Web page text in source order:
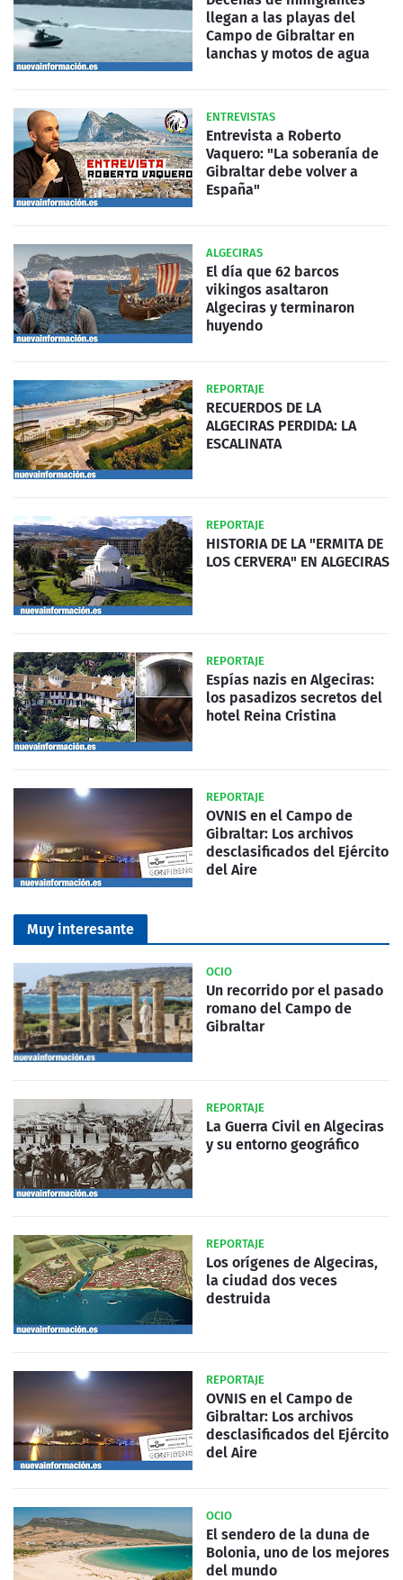
llegan a las playas del
Campo de Gibraltar en
lanchas y motos de agua
ENTREVISTAS
Entrevista a Roberto
Vaquero: "La soberanía de
Gibraltar debe volver a
España"
ALGECIRAS
El día que 62 barcos
vikingos asaltaron
Algeciras y terminaron
huyendo
REPORTAJE
RECUERDOS DE LA
ALGECIRAS PERDIDA: LA
ESCALINATA
REPORTAJE
HISTORIA DE LA "ERMITA DE
LOS CERVERA" EN ALGECIRAS
REPORTAJE
Espías nazis en Algeciras:
los pasadizos secretos del
hotel Reina Cristina
REPORTAJE
OVNIS en el Campo de
Gibraltar: Los archivos
desclasificados del Ejército
del Aire
Muy interesante
OCIO
Un recorrido por el pasado
romano del Campo de
Gibraltar
REPORTAJE
La Guerra Civil en Algeciras
y su entorno geográfico
REPORTAJE
Los orígenes de Algeciras,
la ciudad dos veces
destruida
REPORTAJE
OVNIS en el Campo de
Gibraltar: Los archivos
desclasificados del Ejército
del Aire
OCIO
El sendero de la duna de
Bolonia, uno de los mejores
del mundo